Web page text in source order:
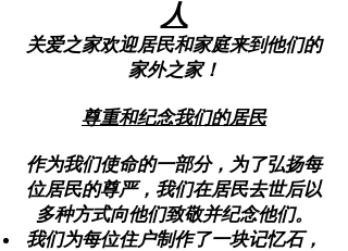
人
关爱之家欢迎居民和家庭来到他们的
家外之家！
尊重和纪念我们的居民
作为我们使命的一部分，为了弘扬每
位居民的尊严，我们在居民去世后以
多种方式向他们致敬并纪念他们。
我们为每位住户制作了一块记忆石，